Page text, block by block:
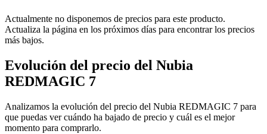
Actualmente no disponemos de precios para este producto.
Actualiza la página en los próximos días para encontrar los precios
más bajos.
Evolución del precio del Nubia
REDMAGIC 7
Analizamos la evolución del precio del Nubia REDMAGIC 7 para
que puedas ver cuándo ha bajado de precio y cuál es el mejor
momento para comprarlo.